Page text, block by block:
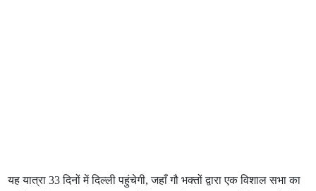
यह यात्रा 33 दिनों में दिल्ली पहुंचेगी, जहाँ गौ भक्तों द्वारा एक विशाल सभा का